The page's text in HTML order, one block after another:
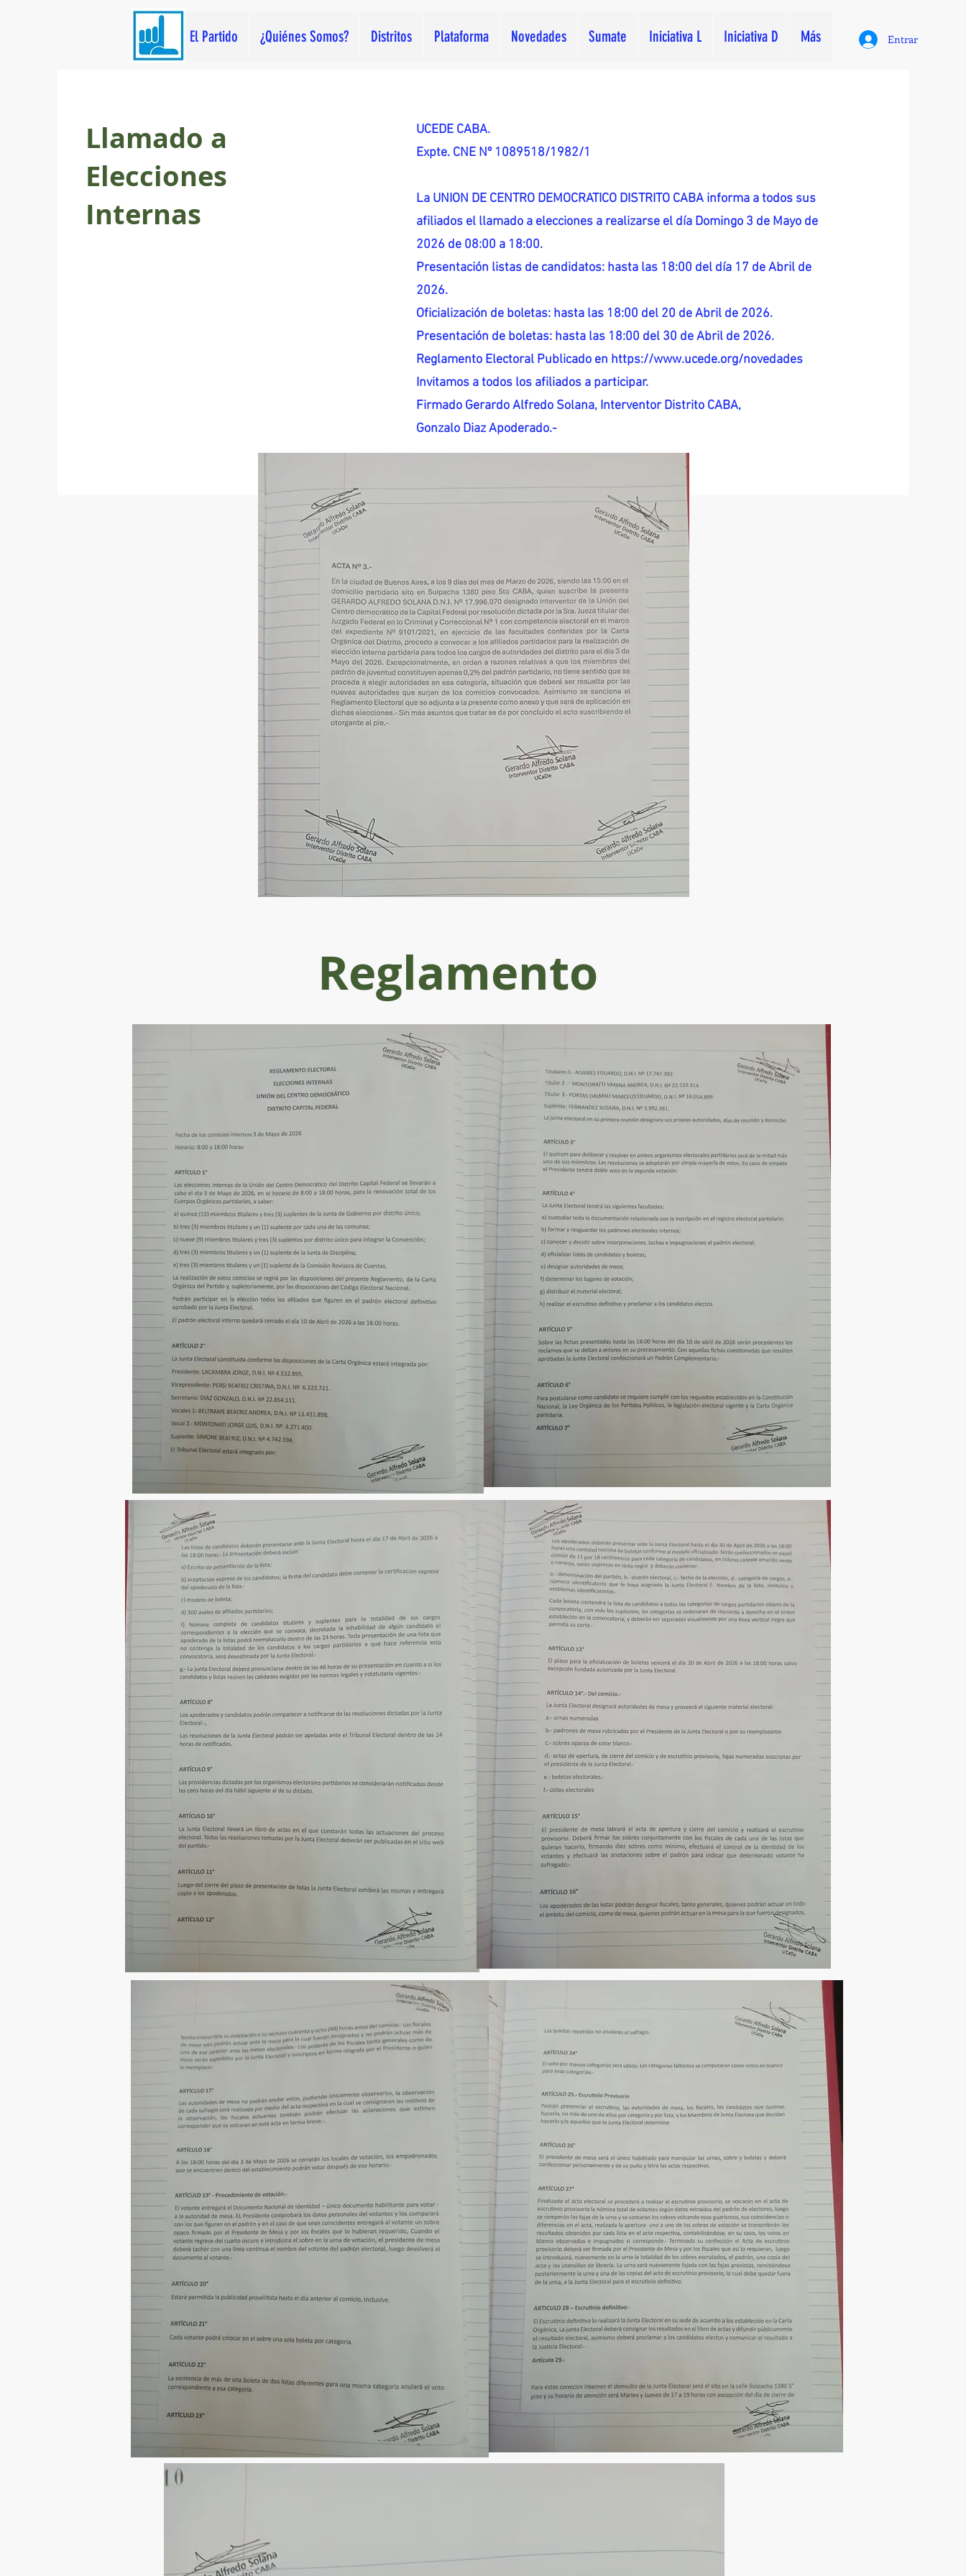
El Partido ¿Quiénes Somos? Distritos Plataforma Novedades Sumate Iniciativa L Iniciativa D Más Entrar
Llamado a
Elecciones
Internas
UCEDE CABA.
Expte. CNE Nº 1089518/1982/1
La UNION DE CENTRO DEMOCRATICO DISTRITO CABA informa a todos sus
afiliados el llamado a elecciones a realizarse el día Domingo 3 de Mayo de
2026 de 08:00 a 18:00.
Presentación listas de candidatos: hasta las 18:00 del día 17 de Abril de
2026.
Oficialización de boletas: hasta las 18:00 del 20 de Abril de 2026.
Presentación de boletas: hasta las 18:00 del 30 de Abril de 2026.
Reglamento Electoral Publicado en https://www.ucede.org/novedades
Invitamos a todos los afiliados a participar.
Firmado Gerardo Alfredo Solana, Interventor Distrito CABA,
Gonzalo Diaz Apoderado.-
Reglamento